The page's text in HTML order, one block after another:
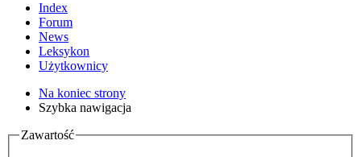
Index
Forum
News
Leksykon
Użytkownicy
Na koniec strony
Szybka nawigacja
Zawartość